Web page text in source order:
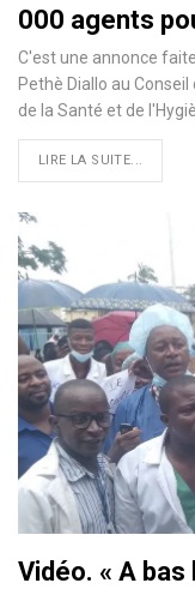
000 agents
C'est une annonce
Pethè Diallo au
de la Santé et de
LIRE LA SUITE...
Vidéo. « A